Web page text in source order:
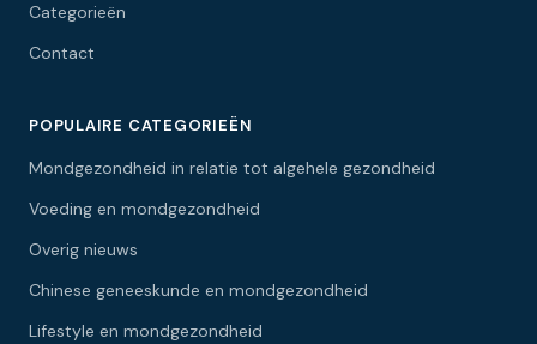
Categorieën
Contact
POPULAIRE CATEGORIEËN
Mondgezondheid in relatie tot algehele gezondheid
Voeding en mondgezondheid
Overig nieuws
Chinese geneeskunde en mondgezondheid
Lifestyle en mondgezondheid